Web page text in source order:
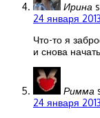
Ирина
24 января
Что-то я
и снова
Римма
24 января